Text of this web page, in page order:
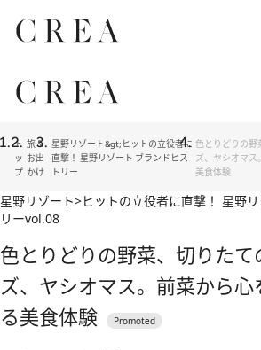
ト
ッ
プ
旅＆
お出
かけ
星野リゾート&gt;ヒットの立役者に
直撃！ 星野リゾート ブランドヒス
トリー
色とりどりの野
ズ、ヤシオマス
美食体験
星野リゾート>ヒットの立役者に直撃！ 星野
リーvol.08
色とりどりの野菜、切りたて
ズ、ヤシオマス。前菜から
る美食体験